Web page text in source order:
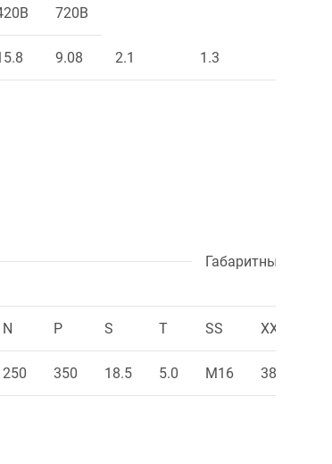
720В
9.08 2.1 1.3
Габаритные
N P S T SS XX
250 350 18.5 5.0 M16 38